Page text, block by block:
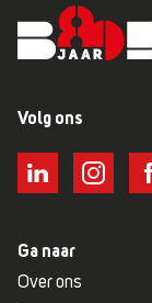
Volg ons
Ga naar
Over ons